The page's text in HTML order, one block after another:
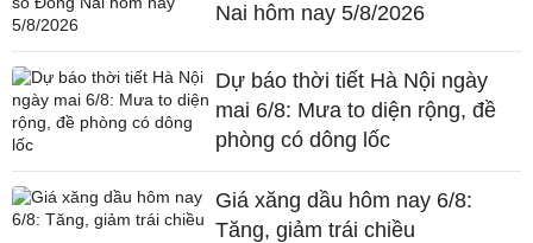
Nai hôm nay 5/8/2026
Dự báo thời tiết Hà Nội ngày
mai 6/8: Mưa to diện rộng, đề
phòng có dông lốc
Giá xăng dầu hôm nay 6/8:
Tăng, giảm trái chiều